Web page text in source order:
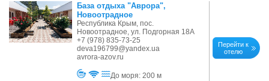
База отдыха "Аврора",
Новоотрадное
Республика Крым, пос.
Новоотрадное, ул. Подгорная 18А
+7 (978) 835-73-25
deva196799@yandex.ua
avrora-azov.ru
До моря: 200 м
Перейти к
отелю